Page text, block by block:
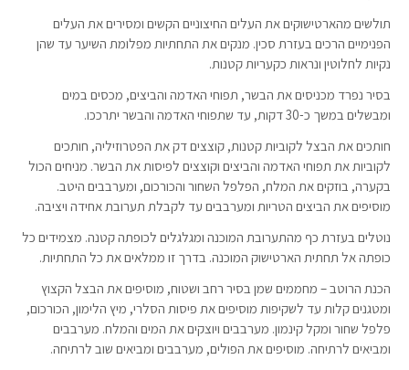
תולשים מהארטישוקים את העלים החיצוניים הקשים ומסירים את העלים
הפנימיים הרכים בעזרת סכין. מנקים את התחתיות מפלומת השיער עד שהן
נקיות לחלוטין ונראות כקעריות קטנות.
בסיר נפרד מכניסים את הבשר, תפוחי האדמה והביצים, מכסים במים
ומבשלים במשך כ-30 דקות, עד שתפוחי האדמה והבשר יתרככו.
חותכים את הבצל לקוביות קטנות, קוצצים דק את הפטרוזיליה, חותכים
לקוביות את תפוחי האדמה והביצים וקוצצים לפיסות את הבשר. מניחים הכול
בקערה, בוזקים את המלח, הפלפל השחור והכורכום, ומערבבים היטב.
מוסיפים את הביצים הטריות ומערבבים עד לקבלת תערובת אחידה ויציבה.
נוטלים בעזרת כף מהתערובת המוכנה ומגלגלים לכופתה קטנה. מצמידים כל
כופתה אל תחתית הארטישוק המוכנה. בדרך זו ממלאים את כל התחתיות.
הכנת הרוטב – מחממים שמן בסיר רחב ושטוח, מוסיפים את הבצל הקצוץ
ומטגנים קלות עד לשקיפות מוסיפים את פיסות הסלרי, מיץ הלימון, הכורכום,
פלפל שחור ומקל קינמון. מערבבים ויוצקים את המים והמלח. מערבבים
ומביאים לרתיחה. מוסיפים את הפולים, מערבבים ומביאים שוב לרתיחה.